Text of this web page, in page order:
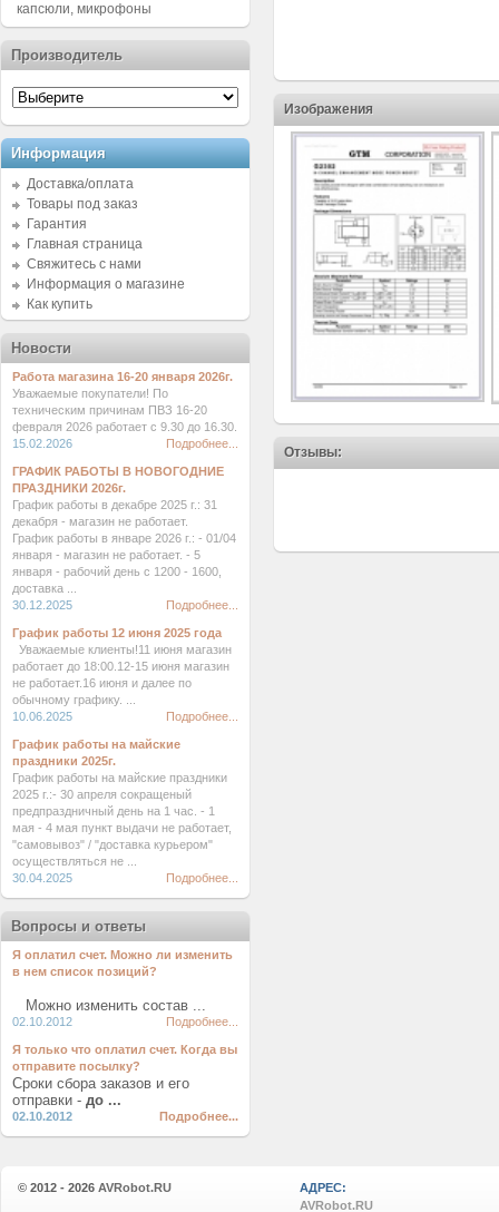
Изображения
Отзывы:
капсюли, микрофоны
Производитель
Информация
Доставка/оплата
Товары под заказ
Гарантия
Главная страница
Свяжитесь с нами
Информация о магазине
Как купить
Новости
Работа магазина 16-20 января 2026г.
Уважаемые покупатели! По
техническим причинам ПВЗ 16-20
февраля 2026 работает с 9.30 до 16.30.
15.02.2026
Подробнее...
ГРАФИК РАБОТЫ В НОВОГОДНИЕ
ПРАЗДНИКИ 2026г.
График работы в декабре 2025 г.: 31
декабря - магазин не работает.
График работы в январе 2026 г.: - 01/04
января - магазин не работает. - 5
января - рабочий день с 1200 - 1600,
доставка ...
30.12.2025
Подробнее...
График работы 12 июня 2025 года
Уважаемые клиенты!11 июня магазин
работает до 18:00.12-15 июня магазин
не работает.16 июня и далее по
обычному графику. ...
10.06.2025
Подробнее...
График работы на майские
праздники 2025г.
График работы на майские праздники
2025 г.:- 30 апреля сокращеный
предпраздничный день на 1 час. - 1
мая - 4 мая пункт выдачи не работает,
"самовывоз" / "доставка курьером"
осуществляться не ...
30.04.2025
Подробнее...
Вопросы и ответы
Я оплатил счет. Можно ли изменить
в нем список позиций?
Можно изменить состав ...
02.10.2012 Подробнее...
Я только что оплатил счет. Когда вы
отправите посылку?
Сроки сбора заказов и его
отправки - до ...
02.10.2012 Подробнее...
© 2012 - 2026 AVRobot.RU
АДРЕС:
AVRobot.RU